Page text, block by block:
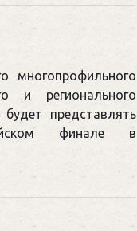
многопрофильного
и регионального
представлять
финале в